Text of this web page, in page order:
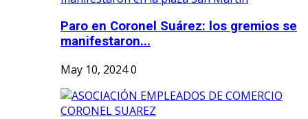
Paro en Coronel Suárez: los gremios se
manifestaron...
May 10, 20240